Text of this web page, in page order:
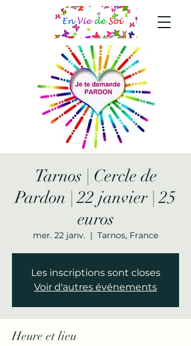
Tarnos | Cercle de
Pardon | 22 janvier | 25
euros
mer. 22 janv.
  |
Tarnos, France
Les inscriptions sont closes
Voir d'autres événements
Heure et lieu